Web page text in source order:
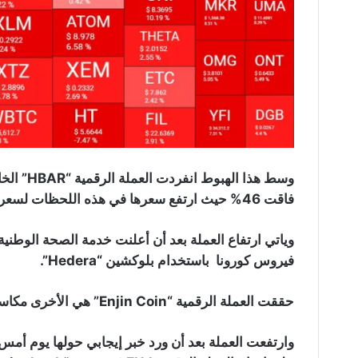
فاقت 46% حيث ارتفع سعرها في هذه اللحظات لسعر 0.093 دولار.
فيروس كورونا باستخدام بلوكشين “Hedera”.
حققت العملة الرقمية “Enjin Coin” هي الأخرى مكاسب ضخمة، حيث ارتفعت بنسبة 42٪ إلى 0.40 دولار.